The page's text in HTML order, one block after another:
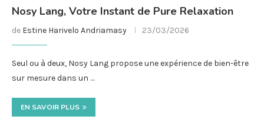
Nosy Lang, Votre Instant de Pure Relaxation
de Estine Harivelo Andriamasy 23/03/2026
Seul ou à deux, Nosy Lang propose une expérience de bien-être
sur mesure dans un …
EN SAVOIR PLUS